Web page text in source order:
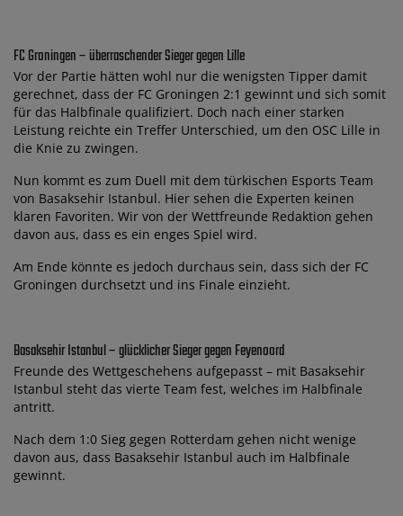
FC Groningen – überraschender Sieger gegen Lille
Vor der Partie hätten wohl nur die wenigsten Tipper damit
gerechnet, dass der FC Groningen 2:1 gewinnt und sich somit
für das Halbfinale qualifiziert. Doch nach einer starken
Leistung reichte ein Treffer Unterschied, um den OSC Lille in
die Knie zu zwingen.
Nun kommt es zum Duell mit dem türkischen Esports Team
von Basaksehir Istanbul. Hier sehen die Experten keinen
klaren Favoriten. Wir von der Wettfreunde Redaktion gehen
davon aus, dass es ein enges Spiel wird.
Am Ende könnte es jedoch durchaus sein, dass sich der FC
Groningen durchsetzt und ins Finale einzieht.
Basaksehir Istanbul – glücklicher Sieger gegen Feyenoord
Freunde des Wettgeschehens aufgepasst – mit Basaksehir
Istanbul steht das vierte Team fest, welches im Halbfinale
antritt.
Nach dem 1:0 Sieg gegen Rotterdam gehen nicht wenige
davon aus, dass Basaksehir Istanbul auch im Halbfinale
gewinnt.